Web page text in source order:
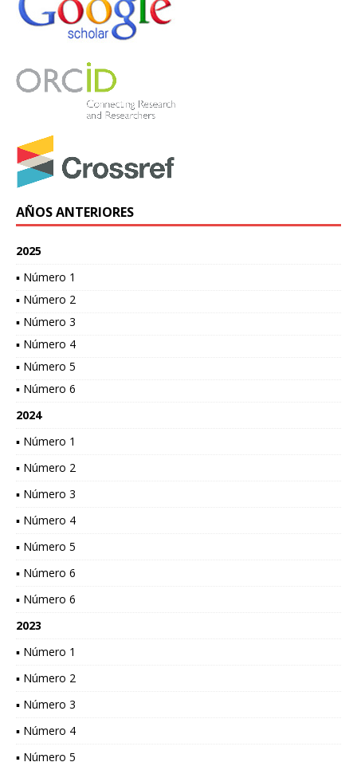
AÑOS ANTERIORES
2025
▪ Número 1
▪ Número 2
▪ Número 3
▪ Número 4
▪ Número 5
▪ Número 6
2024
▪ Número 1
▪ Número 2
▪ Número 3
▪ Número 4
▪ Número 5
▪ Número 6
▪ Número 6
2023
▪ Número 1
▪ Número 2
▪ Número 3
▪ Número 4
▪ Número 5